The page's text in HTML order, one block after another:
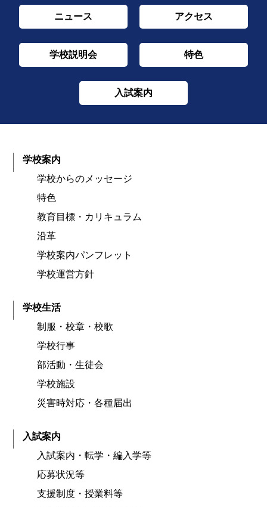
ニュース アクセス
学校説明会 特色
入試案内
学校案内
学校からのメッセージ
特色
教育目標・カリキュラム
沿革
学校案内パンフレット
学校運営方針
学校生活
制服・校章・校歌
学校行事
部活動・生徒会
学校施設
災害時対応・各種届出
入試案内
入試案内・転学・編入学等
応募状況等
支援制度・授業料等